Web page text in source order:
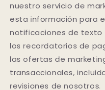
nuestro servicio de
esta información para
notificaciones de texto
los recordatorios de
las ofertas de
transaccionales,
revisiones de nosotros.